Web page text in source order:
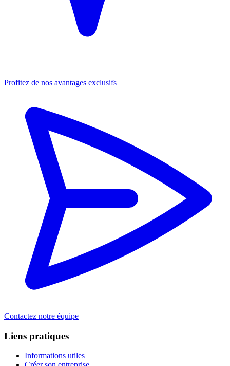
Profitez de nos avantages exclusifs
Contactez notre équipe
Liens pratiques
Informations utiles